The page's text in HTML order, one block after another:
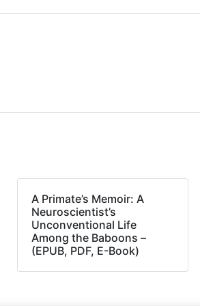
A Primate’s Memoir: A
Neuroscientist’s
Unconventional Life
Among the Baboons –
(EPUB, PDF, E-Book)